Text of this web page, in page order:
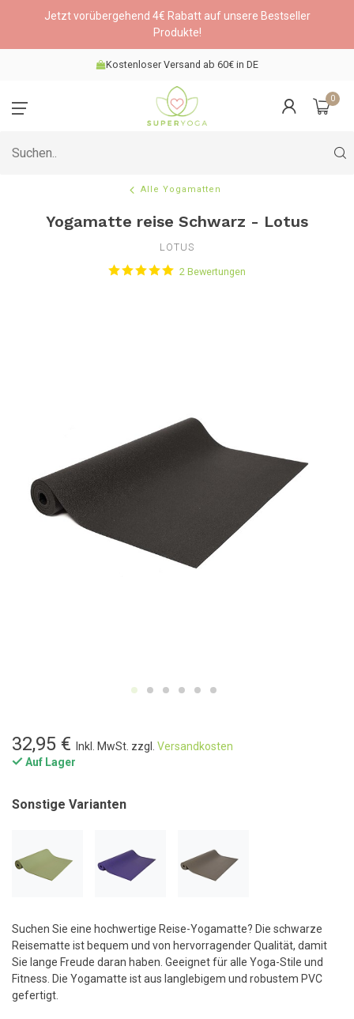
Jetzt vorübergehend 4€ Rabatt auf unsere Bestseller
Produkte!
Kostenloser Versand ab 60€ in DE
0
Alle Yogamatten
Yogamatte reise Schwarz - Lotus
LOTUS
2 Bewertungen
32,95 € Inkl. MwSt. zzgl. Versandkosten
Auf Lager
Sonstige Varianten
Suchen Sie eine hochwertige Reise-Yogamatte? Die schwarze
Reisematte ist bequem und von hervorragender Qualität, damit
Sie lange Freude daran haben. Geeignet für alle Yoga-Stile und
Fitness. Die Yogamatte ist aus langlebigem und robustem PVC
gefertigt.